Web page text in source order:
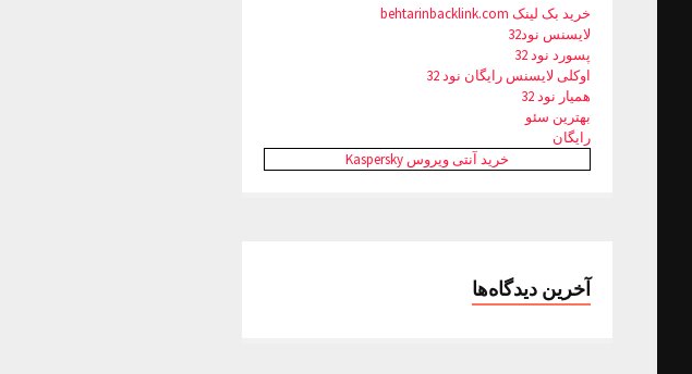
خرید بک لینک behtarinbacklink.com
لایسنس نود32
پسورد نود 32
اوکلی لایسنس رایگان نود 32
همیار نود 32
بهترین سئو
رایگان
خرید آنتی ویروس Kaspersky
آخرین دیدگاه‌ها